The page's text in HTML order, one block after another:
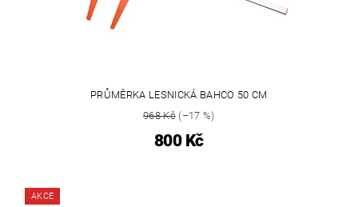
PRŮMĚRKA LESNICKÁ BAHCO 50 CM
968 Kč(–17 %)
800 Kč
AKCE